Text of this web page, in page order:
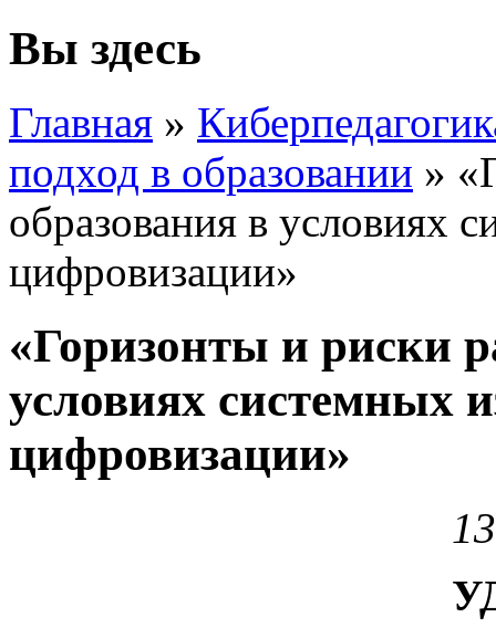
Вы здесь
Главная »
подход в образовании »
образования в условиях
цифровизации»
«Горизонты и риски
условиях системных
цифровизации»